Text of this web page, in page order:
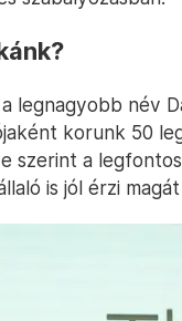
legnagyobb név
korunk 50
szerint a
is jól érzi